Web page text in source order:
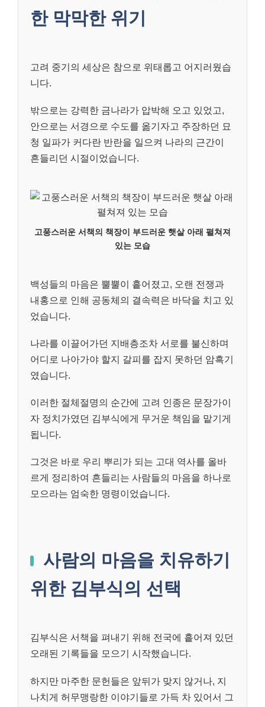
한 막막한 위기
고려 중기의 세상은 참으로 위태롭고 어지러웠습
니다.
밖으로는 강력한 금나라가 압박해 오고 있었고,
안으로는 서경으로 수도를 옮기자고 주장하던 묘
청 일파가 커다란 반란을 일으켜 나라의 근간이
흔들리던 시절이었습니다.
고풍스러운 서책의 책장이 부드러운 햇살 아래 펼쳐져
있는 모습
백성들의 마음은 뿔뿔이 흩어졌고, 오랜 전쟁과
내홍으로 인해 공동체의 결속력은 바닥을 치고 있
었습니다.
나라를 이끌어가던 지배층조차 서로를 불신하며
어디로 나아가야 할지 갈피를 잡지 못하던 암흑기
였습니다.
이러한 절체절명의 순간에 고려 인종은 문장가이
자 정치가였던 김부식에게 무거운 책임을 맡기게
됩니다.
그것은 바로 우리 뿌리가 되는 고대 역사를 올바
르게 정리하여 흔들리는 사람들의 마음을 하나로
모으라는 엄숙한 명령이었습니다.
사람의 마음을 치유하기
위한 김부식의 선택
김부식은 서책을 펴내기 위해 전국에 흩어져 있던
오래된 기록들을 모으기 시작했습니다.
하지만 마주한 문헌들은 앞뒤가 맞지 않거나, 지
나치게 허무맹랑한 이야기들로 가득 차 있어서 그